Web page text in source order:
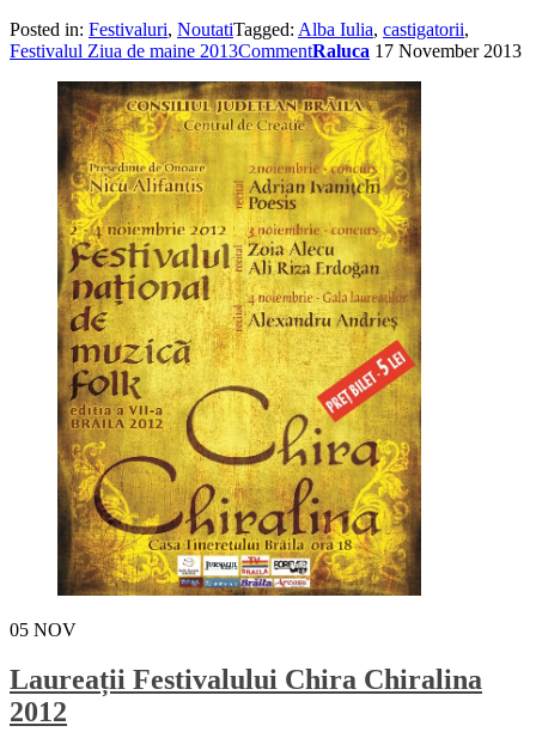
Posted in: Festivaluri, NoutatiTagged: Alba Iulia, castigatorii,
Festivalul Ziua de maine 2013CommentRaluca 17 November 2013
05 NOV
Laureații Festivalului Chira Chiralina
2012